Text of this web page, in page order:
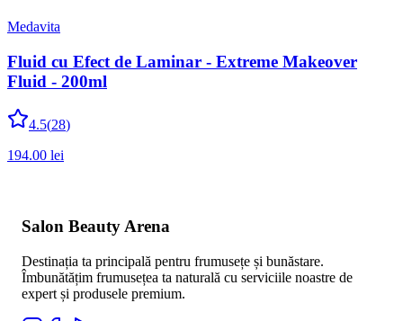
Medavita
Fluid cu Efect de Laminar - Extreme Makeover
Fluid - 200ml
4.5(28)
194.00 lei
Salon Beauty Arena
Destinația ta principală pentru frumusețe și bunăstare.
Îmbunătățim frumusețea ta naturală cu serviciile noastre de
expert și produsele premium.